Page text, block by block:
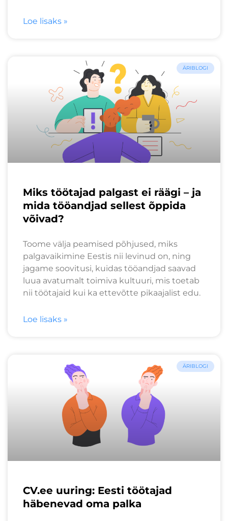
Loe lisaks »
ÄRIBLOGI
Miks töötajad palgast ei räägi – ja
mida tööandjad sellest õppida
võivad?
Toome välja peamised põhjused, miks
palgavaikimine Eestis nii levinud on, ning
jagame soovitusi, kuidas tööandjad saavad
luua avatumalt toimiva kultuuri, mis toetab
nii töötajaid kui ka ettevõtte pikaajalist edu.
Loe lisaks »
ÄRIBLOGI
CV.ee uuring: Eesti töötajad
häbenevad oma palka